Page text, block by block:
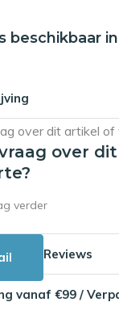
beschikbaar
over
verder
Reviews
vanaf €99 /